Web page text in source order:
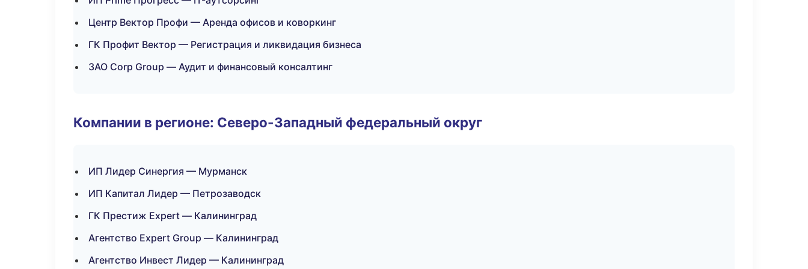
Центр Вектор Профи — Аренда офисов и коворкинг
ГК Профит Вектор — Регистрация и ликвидация бизнеса
ЗАО Corp Group — Аудит и финансовый консалтинг
Компании в регионе: Северо-Западный федеральный округ
ИП Лидер Синергия — Мурманск
ИП Капитал Лидер — Петрозаводск
ГК Престиж Expert — Калининград
Агентство Expert Group — Калининград
Агентство Инвест Лидер — Калининград